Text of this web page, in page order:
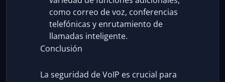
como correo de voz, conferencias
telefónicas y enrutamiento de
llamadas inteligente.
Conclusión
La seguridad de VoIP es crucial para